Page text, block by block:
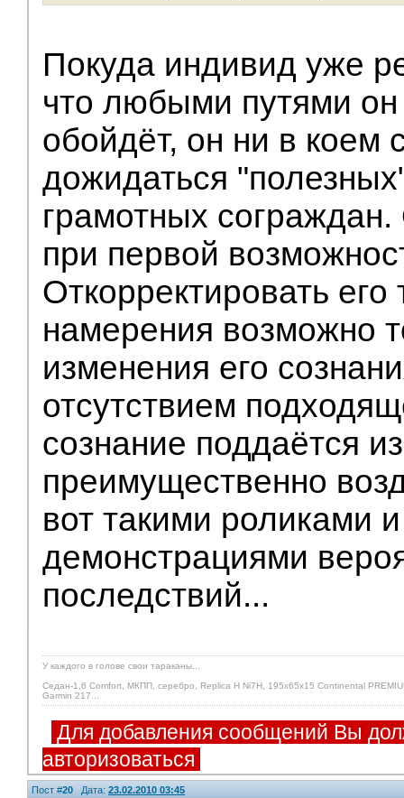
Покуда индивид уже
что любыми путями он
обойдёт, он ни в коем
дожидаться
грамотных
при первой
Откорректировать
намерения возможно
изменения его
отсутствием
сознание поддаётся
преимущественно
вот такими роликами
демонстрациями
последствий...
У каждого в голове свои тараканы...
Седан-1,6 Comfort, МКПП, серебро, Replica H Ni7H, 195х65х15 Continental
Garmin 217...
Для добавления сообщений Вы
авторизоваться
Пост #20 Дата: 23.02.2010 03:45